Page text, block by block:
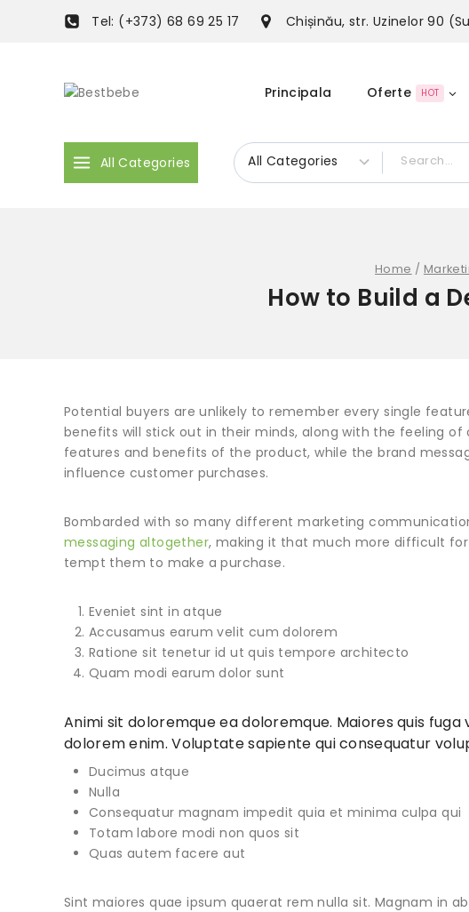
Tel: (+373) 68 69 25 17 Chișinău, str. Uzinelor 90
Principala Oferte HOT
All Categories
Home /
How to Build a
Potential buyers are unlikely to remember every single
benefits will stick out in their minds, along with the feeling
features and benefits of the product, while the brand
influence customer purchases.
Bombarded with so many different marketing
messaging altogether, making it that much more difficult
tempt them to make a purchase.
Eveniet sint in atque
Accusamus earum velit cum dolorem
Ratione sit tenetur id ut quis tempore architecto
Quam modi earum dolor sunt
Animi sit doloremque ea doloremque. Maiores quis
dolorem enim. Voluptate sapiente qui consequatur
Ducimus atque
Nulla
Consequatur magnam impedit quia et minima culpa qui
Totam labore modi non quos sit
Quas autem facere aut
Sint maiores quae ipsum quaerat rem nulla sit. Magnam in